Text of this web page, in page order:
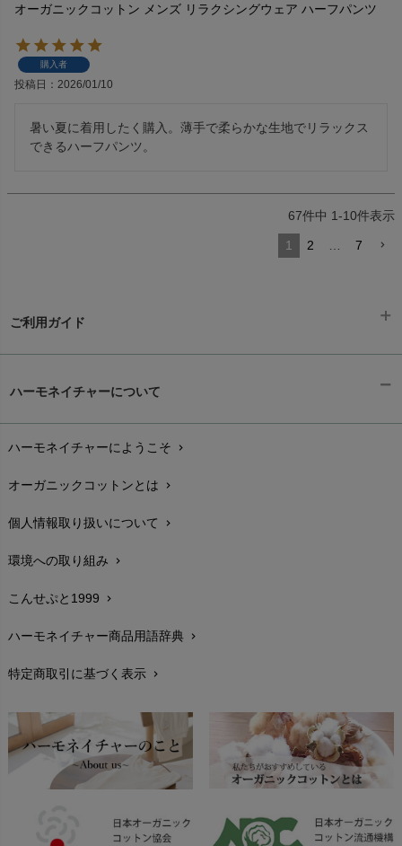
オーガニックコットン メンズ リラクシングウェア ハーフパンツ
購入者
投稿日 2026/01/10
暑い夏に着用したく購入。薄手で柔らかな生地でリラックス
できるハーフパンツ。
67件中 1-10件表示
1 2 7
ご利用ガイド
配送と送料chevron_right
在庫状況と発送予定chevron_right
サイズ・寸法chevron_right
生地・素材chevron_right
お手入れについて
レビューを書こうchevron_right
返品交換chevron_right
FAXでのご注文
お問い合わせchevron_right
ハーモネイチャーについて
ハーモネイチャーにようこそ chevron_right
オーガニックコットンとは chevron_right
個人情報取り扱いについて chevron_right
環境への取り組み chevron_right
こんせぷと1999 chevron_right
ハーモネイチャー商品用語辞典 chevron_right
特定商取引に基づく表示 chevron_right